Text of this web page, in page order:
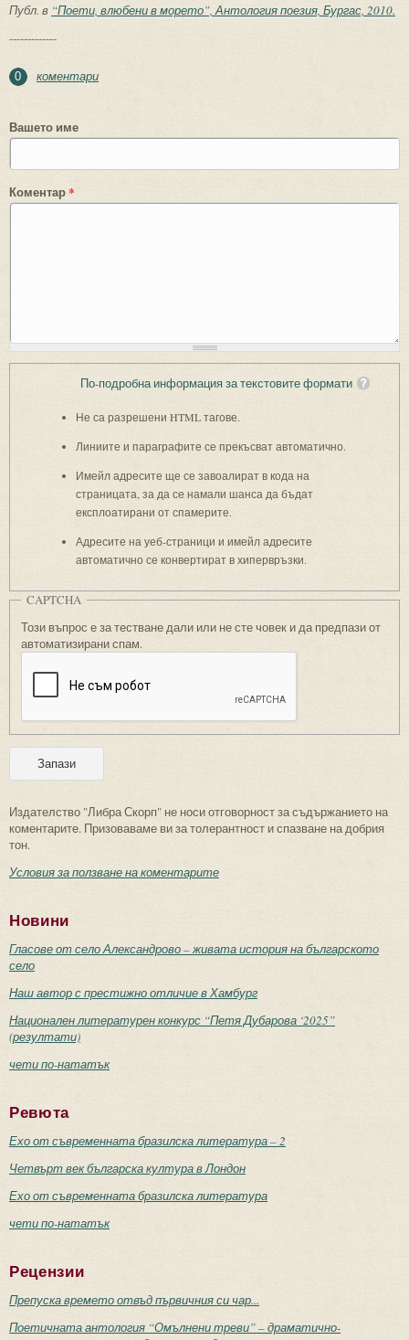
Публ. в “Поети, влюбени в морето”, Антология поезия, Бургас, 2010.
-------------
0 коментари
Вашето име
Коментар*
По-подробна информация за текстовите формати
Не са разрешени HTML тагове.
Линиите и параграфите се прекъсват автоматично.
Имейл адресите ще се завоалират в кода на
страницата, за да се намали шанса да бъдат
експлоатирани от спамерите.
Адресите на уеб-страници и имейл адресите
автоматично се конвертират в хипервръзки.
CAPTCHA
Този въпрос е за тестване дали или не сте човек и да предпази от
автоматизирани спам.
Издателство "Либра Скорп" не носи отговорност за съдържанието на
коментарите. Призоваваме ви за толерантност и спазване на добрия
тон.
Условия за ползване на коментарите
Новини
Гласове от село Александрово – живата история на българското
село
Наш автор с престижно отличие в Хамбург
Национален литературен конкурс “Петя Дубарова ‘2025”
(резултати)
чети по-нататък
Ревюта
Ехо от съвременната бразилска литература – 2
Четвърт век българска култура в Лондон
Ехо от съвременната бразилска литература
чети по-нататък
Рецензии
Препуска времето отвъд първичния си чар...
Поетичната антология “Омълнени треви” – драматично-